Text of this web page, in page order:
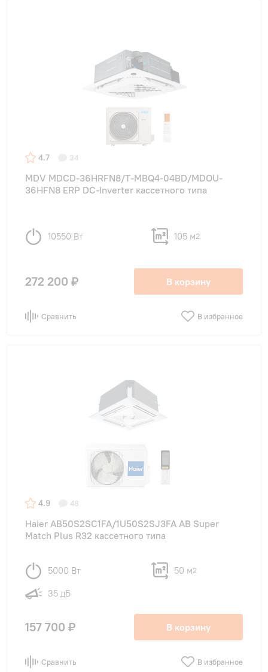
4.7 34
MDV MDCD-36HRFN8/T-MBQ4-04BD/MDOU-
36HFN8 ERP DC-Inverter кассетного типа
10550 Вт 105 м2
272 200 ₽ В корзину
Сравнить В избранное
4.9 48
Haier AB50S2SC1FA/1U50S2SJ3FA AB Super
Match Plus R32 кассетного типа
5000 Вт 50 м2
35 дБ
157 700 ₽ В корзину
Сравнить В избранное